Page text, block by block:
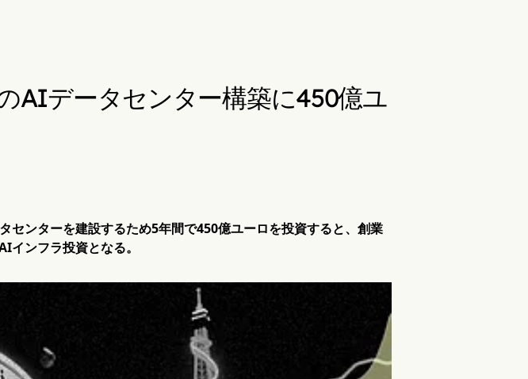
AIデータセンター構築に450億ユ
センターを建設するため5年間で450億ユーロを投資すると、創業
インフラ投資となる。